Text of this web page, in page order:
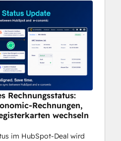
Rechnungsstatus:
Rechnungen,
wechseln
im HubSpot-Deal wird